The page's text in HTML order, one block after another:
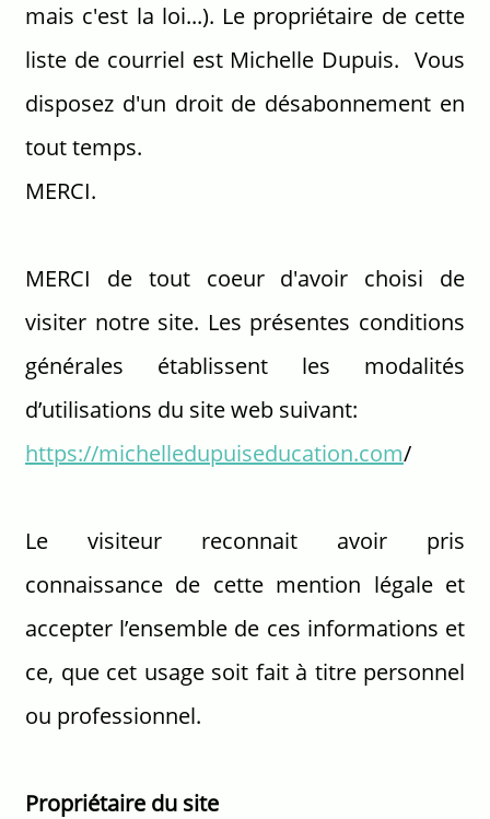
mais c'est la loi...). Le propriétaire de cette
liste de courriel est Michelle Dupuis. Vous
disposez d'un droit de désabonnement en
tout temps.
MERCI.
MERCI de tout coeur d'avoir choisi de
visiter notre site. Les présentes conditions
générales établissent les modalités
d’utilisations du site web suivant:
https://michelledupuiseducation.com/
Le visiteur reconnait avoir pris
connaissance de cette mention légale et
accepter l’ensemble de ces informations et
ce, que cet usage soit fait à titre personnel
ou professionnel.
Propriétaire du site